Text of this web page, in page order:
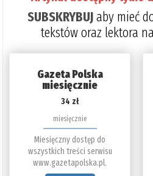
SUBSKRYBUJaby mieć
tekstów oraz lektora
Gazeta Polska
miesięcznie
34 zł
miesięcznie
Miesięczny dostęp do
wszystkich treści serwisu
www.gazetapolska.pl.